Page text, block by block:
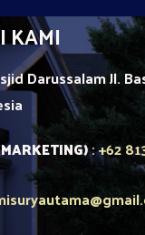
KAMI
Darussalam Jl.
:+62